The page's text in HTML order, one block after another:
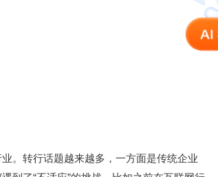
。转行话题越来越多，一方面是传统企业